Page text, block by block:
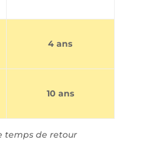
4 ans
10 ans
temps de retour